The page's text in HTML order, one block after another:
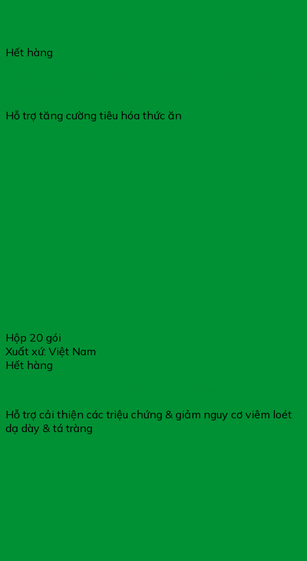
Hết hàng
Hỗ trợ tăng cường tiêu hóa thức ăn
Hộp 20 gói
Xuất xứ: Việt Nam
Hết hàng
Hỗ trợ cải thiện các triệu chứng & giảm nguy cơ viêm loét
dạ dày & tá tràng